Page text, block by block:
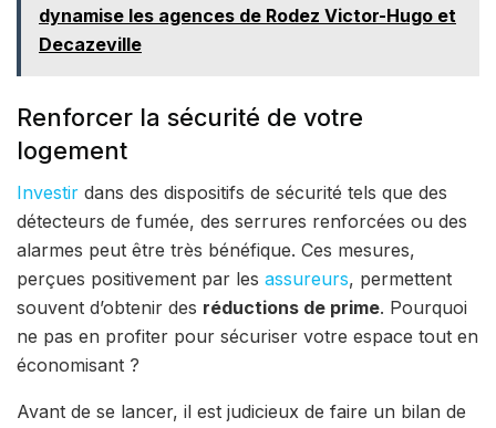
dynamise les agences de Rodez Victor-Hugo et
Decazeville
Renforcer la sécurité de votre
logement
Investir dans des dispositifs de sécurité tels que des
détecteurs de fumée, des serrures renforcées ou des
alarmes peut être très bénéfique. Ces mesures,
perçues positivement par les assureurs, permettent
souvent d’obtenir des réductions de prime. Pourquoi
ne pas en profiter pour sécuriser votre espace tout en
économisant ?
Avant de se lancer, il est judicieux de faire un bilan de